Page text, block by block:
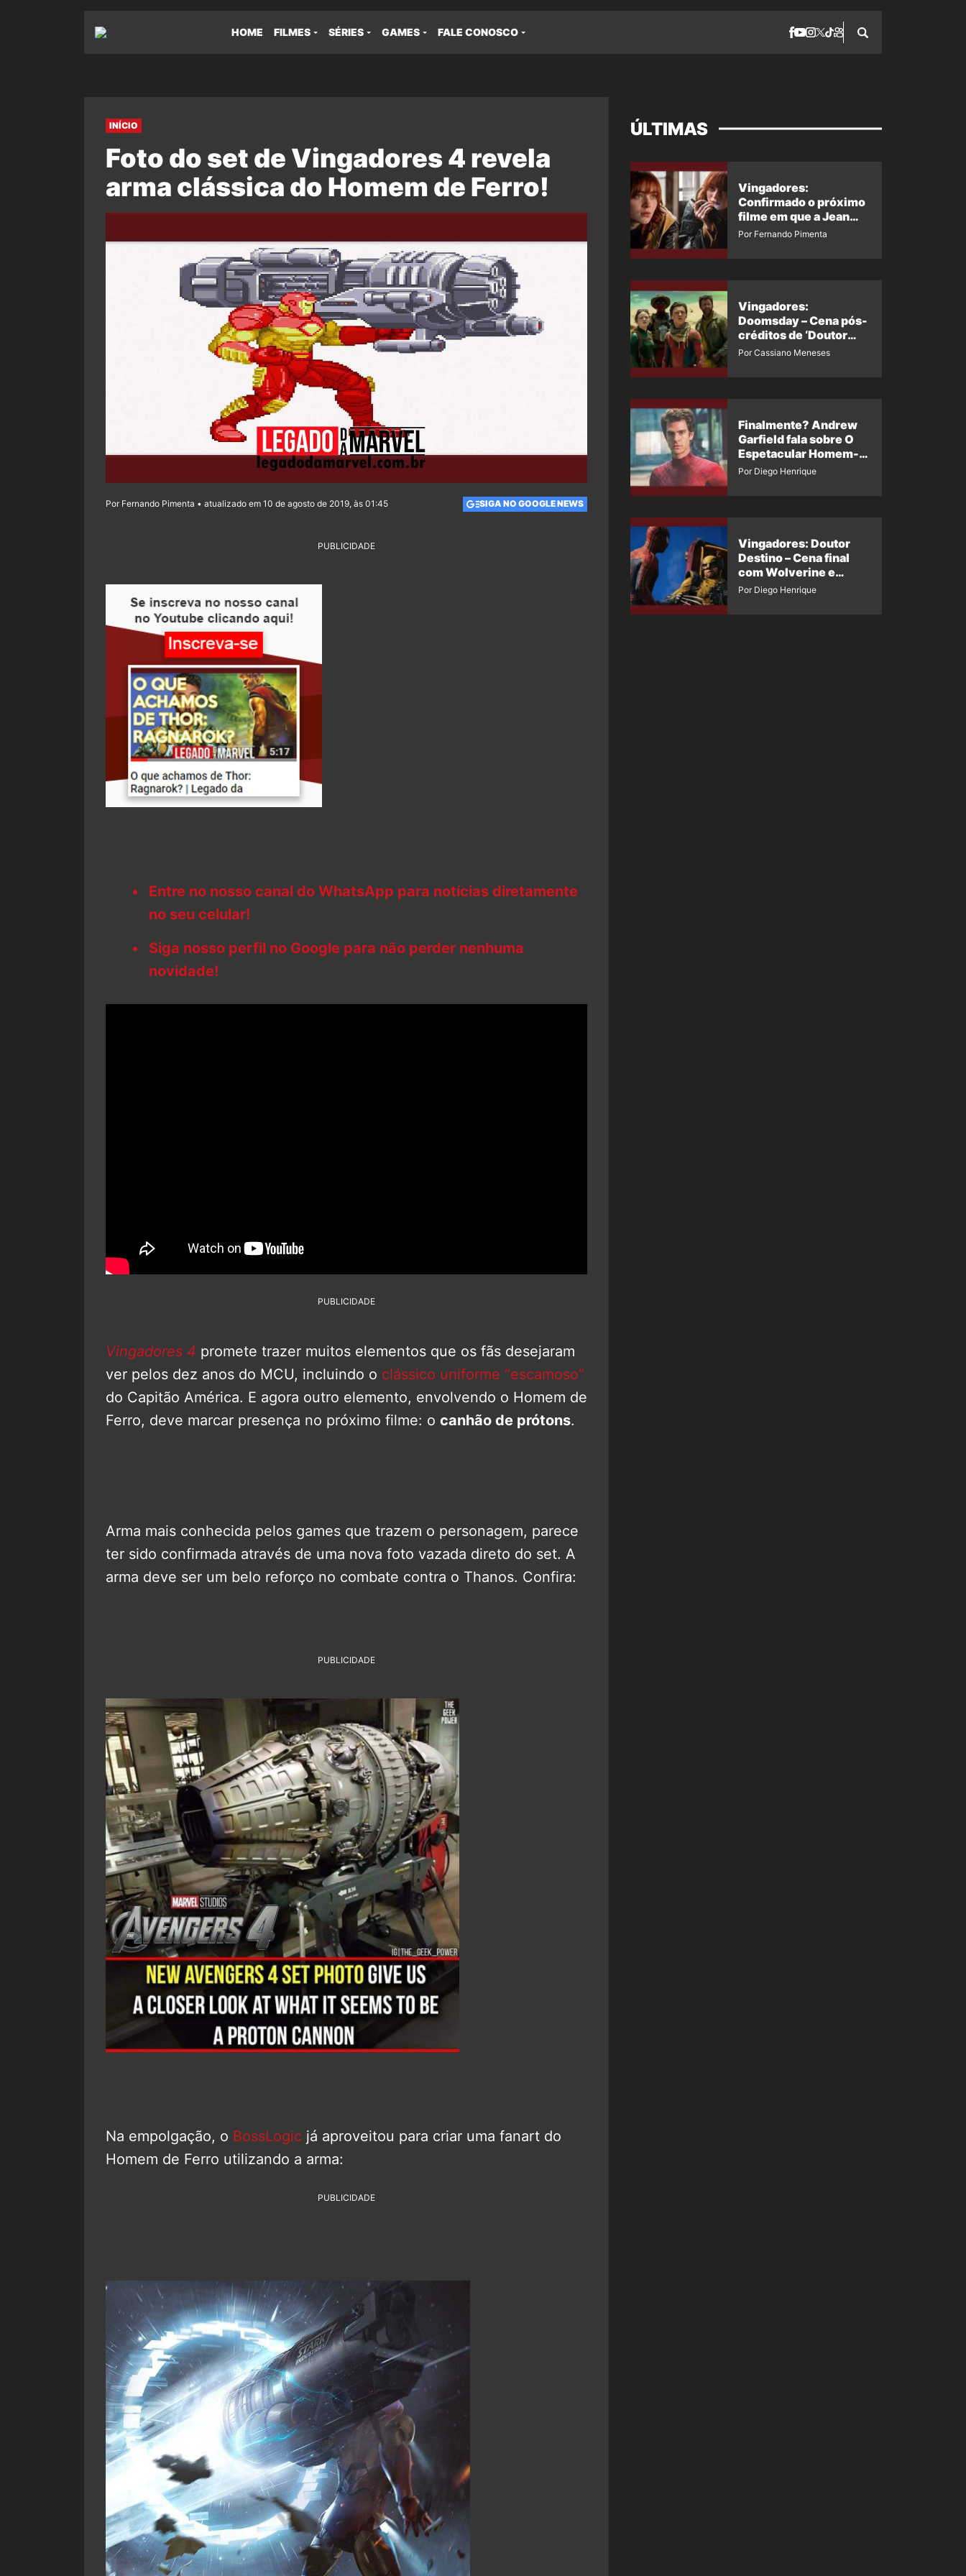
HOME FILMES SÉRIES GAMES FALE CONOSCO
INÍCIO
Foto do set de Vingadores 4 revela
arma clássica do Homem de Ferro!
Por Fernando Pimenta • atualizado em 10 de agosto de 2019, às 01:45 SIGA NO GOOGLE NEWS
PUBLICIDADE
Entre no nosso canal do WhatsApp para notícias diretamente
no seu celular!
Siga nosso perfil no Google para não perder nenhuma
novidade!
PUBLICIDADE
Vingadores 4 promete trazer muitos elementos que os fãs desejaram
ver pelos dez anos do MCU, incluindo o clássico uniforme “escamoso”
do Capitão América. E agora outro elemento, envolvendo o Homem de
Ferro, deve marcar presença no próximo filme: o canhão de prótons.
Arma mais conhecida pelos games que trazem o personagem, parece
ter sido confirmada através de uma nova foto vazada direto do set. A
arma deve ser um belo reforço no combate contra o Thanos. Confira:
PUBLICIDADE
Na empolgação, o BossLogic já aproveitou para criar uma fanart do
Homem de Ferro utilizando a arma:
PUBLICIDADE
ÚLTIMAS
Vingadores:
Confirmado o próximo
filme em que a Jean
Grey irá aparecer
Por Fernando Pimenta
Vingadores:
Doomsday – Cena pós-
créditos de ‘Doutor
Destino’ é revelada
Por Cassiano Meneses
Finalmente? Andrew
Garfield fala sobre O
Espetacular Homem-
Aranha 3
Por Diego Henrique
Vingadores: Doutor
Destino – Cena final
com Wolverine e
Homem-Aranha de
Por Diego Henrique